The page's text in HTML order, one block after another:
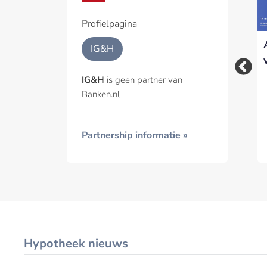
Profielpagina
IG&H
IG&H is geen partner van
Banken.nl
Partnership informatie »
Een
het
ABN AMRO grootste
hypotheekmarkt na
herstel, mede door
Hypotheek nieuws